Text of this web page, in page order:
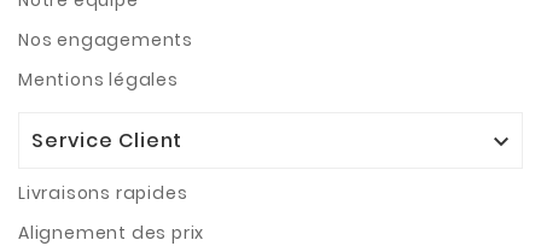
Nos engagements
Mentions légales
Service Client 
Livraisons rapides
Alignement des prix